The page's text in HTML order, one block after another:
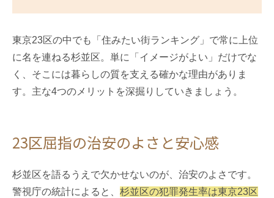
東京23区の中でも「住みたい街ランキング」で常に上位
に名を連ねる杉並区。単に「イメージがよい」だけでな
く、そこには暮らしの質を支える確かな理由がありま
す。主な4つのメリットを深掘りしていきましょう。
23区屈指の治安のよさと安心感
杉並区を語るうえで欠かせないのが、治安のよさです。
警視庁の統計によると、 杉並区の犯罪発生率は東京23区